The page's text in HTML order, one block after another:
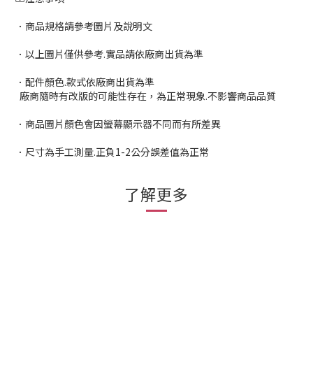
．商品規格請參考圖片及說明文
．以上圖片僅供參考.實品請依廠商出貨為準
．配件顏色.款式依廠商出貨為準
廠商隨時有改版的可能性存在，為正常現象.不影響商品品質
．商品圖片顏色會因螢幕顯示器不同而有所差異
．尺寸為手工測量.正負1-2公分誤差值為正常
了解更多